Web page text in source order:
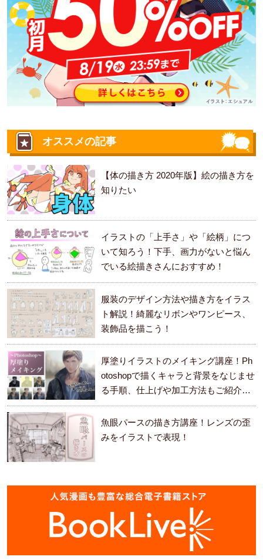
オススメの記事
【体の描き方 2020年版】絵の描き方を
知りたい
イラストの「上手さ」や「絵柄」につ
いて知ろう！下手、画力がないと悩ん
でいる絵描きさんにおすすめ！
服装のデザイン方法や描き方をイラス
ト解説！綺麗なリボンやワンピース、
装飾品を描こう！
厚塗りイラストのメイキング講座！Ph
otoshopで描くキャラと背景をなじませ
る手順、仕上げや加工方法もご紹介し
ます。
魚眼パースの描き方講座！レンズの歪
みをイラストで表現！